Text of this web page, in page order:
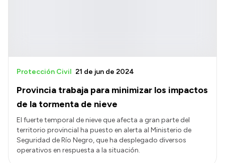
Provincia trabaja para minimizar los impactos
de la tormenta de nieve
Protección Civil 21 de jun de 2024
El fuerte temporal de nieve que afecta a gran parte del
territorio provincial ha puesto en alerta al Ministerio de
Seguridad de Río Negro, que ha desplegado diversos
operativos en respuesta a la situación.